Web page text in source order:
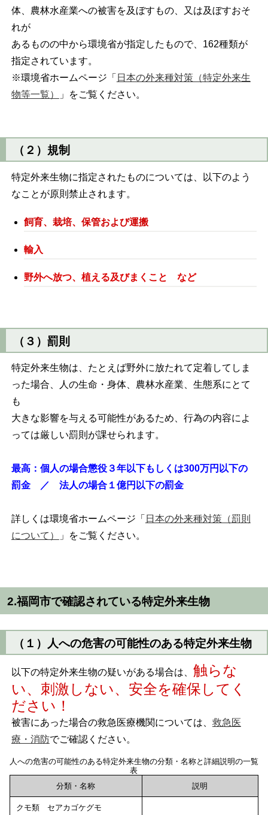
体、農林水産業への被害を及ぼすもの、又は及ぼすおそ
れが
あるものの中から環境省が指定したもので、162種類が
指定されています。
※環境省ホームページ「 日本の外来種対策（特定外来生
物等一覧）
」をご覧ください。
（２）規制
特定外来生物に指定されたものについては、以下のよう
なことが原則禁止されます。
飼育、栽培、保管および運搬
輸入
野外へ放つ、植える及びまくこと など
（３）罰則
特定外来生物は、たとえば野外に放たれて定着してしま
った場合、人の生命・身体、農林水産業、生態系にとて
も
大きな影響を与える可能性があるため、行為の内容によ
っては厳しい罰則が課せられます。
最高：個人の場合懲役３年以下もしくは300万円以下の
罰金 ／ 法人の場合１億円以下の罰金
詳しくは環境省ホームページ「 日本の外来種対策（罰則
について）
」をご覧ください。
2.福岡市で確認されている特定外来生物
（１）人への危害の可能性のある特定外来生物
以下の特定外来生物の疑いがある場合は、 触らな
い、刺激しない、安全を確保してく
ださい！
被害にあった場合の救急医療機関については、 救急医
療・消防でご確認ください。
人への危害の可能性のある特定外来生物の分類・名称と詳細説明の一覧
表
分類・名称
説明
クモ類 セアカゴケグモ